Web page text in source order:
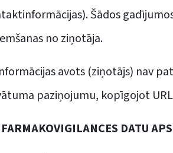
Šādos
no ziņotāja.
avots (ziņotājs) nav
paziņojumu, kopīgojot
FARMAKOVIGILANCES DATU